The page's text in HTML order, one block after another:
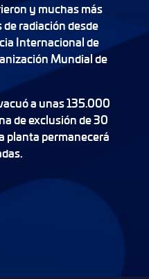
y muchas más
radiación desde
Internacional de
Mundial de
a unas 135.000
de exclusión de 30
planta permanecerá